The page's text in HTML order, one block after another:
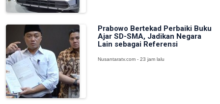
Prabowo Bertekad Perbaiki Buku
Ajar SD-SMA, Jadikan Negara
Lain sebagai Referensi
Nusantaratv.com - 23 jam lalu